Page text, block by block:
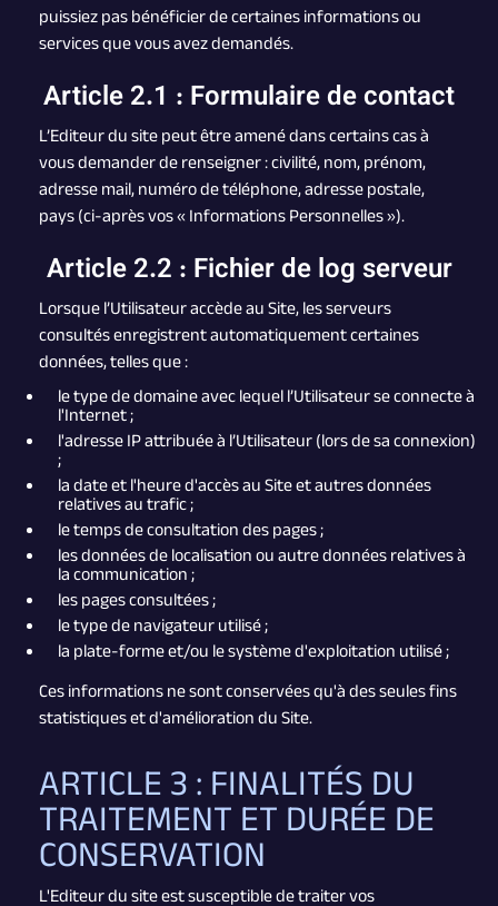
puissiez pas bénéficier de certaines informations ou
services que vous avez demandés.
Article 2.1 : Formulaire de contact
L’Editeur du site peut être amené dans certains cas à
vous demander de renseigner : civilité, nom, prénom,
adresse mail, numéro de téléphone, adresse postale,
pays (ci-après vos « Informations Personnelles »).
Article 2.2 : Fichier de log serveur
Lorsque l’Utilisateur accède au Site, les serveurs
consultés enregistrent automatiquement certaines
données, telles que :
le type de domaine avec lequel l’Utilisateur se connecte à
l'Internet ;
l'adresse IP attribuée à l’Utilisateur (lors de sa connexion)
;
la date et l'heure d'accès au Site et autres données
relatives au trafic ;
le temps de consultation des pages ;
les données de localisation ou autre données relatives à
la communication ;
les pages consultées ;
le type de navigateur utilisé ;
la plate-forme et/ou le système d'exploitation utilisé ;
Ces informations ne sont conservées qu'à des seules fins
statistiques et d'amélioration du Site.
ARTICLE 3 : FINALITÉS DU
TRAITEMENT ET DURÉE DE
CONSERVATION
L'Editeur du site est susceptible de traiter vos